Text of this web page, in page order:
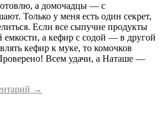
а домочадцы — с
Только у меня есть один секрет,
Если все сыпучие продукты
емкости, а кефир с содой — в другой
кефир к муке, то комочков
Всем удачи, а Наташе —
→